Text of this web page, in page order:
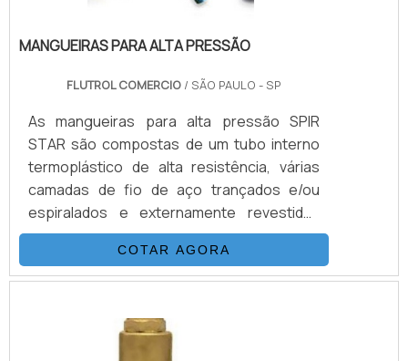
MANGUEIRAS PARA ALTA PRESSÃO
FLUTROL COMERCIO / SÃO PAULO - SP
As mangueiras para alta pressão SPIR
STAR são compostas de um tubo interno
termoplástico de alta resistência, várias
camadas de fio de aço trançados e/ou
espiralados e externamente revestidas
com uma capa de poliamida (nylon) ou
poliuretano. Esta combinação, adicionada a
um processo único de trançagem
flexível, que possui as seguintes
propriedades: Desenvolvida para alta e
COTAR AGORA